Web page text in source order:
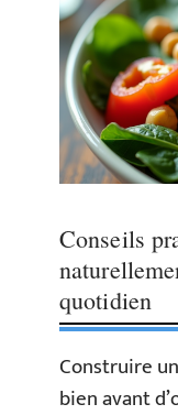
Conseils
quotidien
Construire
bien avant